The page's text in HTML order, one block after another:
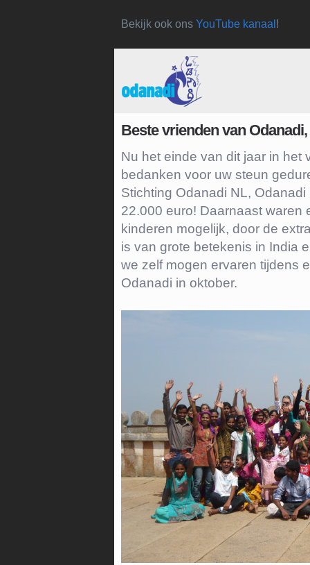
Bekijk ook ons YouTube kanaal !
Beste vrienden van Odanadi,
Nu het einde van dit jaar in het
bedanken voor uw steun
Stichting Odanadi NL,
22.000 euro! Daarnaast waren
kinderen mogelijk, door de
is van grote betekenis in India
we zelf mogen ervaren tijdens
Odanadi in oktober.